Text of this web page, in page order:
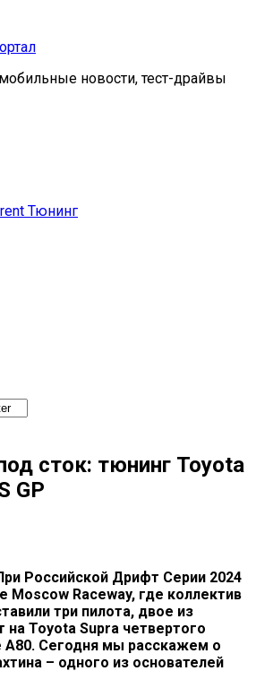
новости, тест-драйвы
Тюнинг
сток: тюнинг Toyota
GP
Российской Дрифт Серии 2024
Moscow Raceway, где коллектив
три пилота, двое из
Toyota Supra четвертого
A80. Сегодня мы расскажем о
– одного из основателей